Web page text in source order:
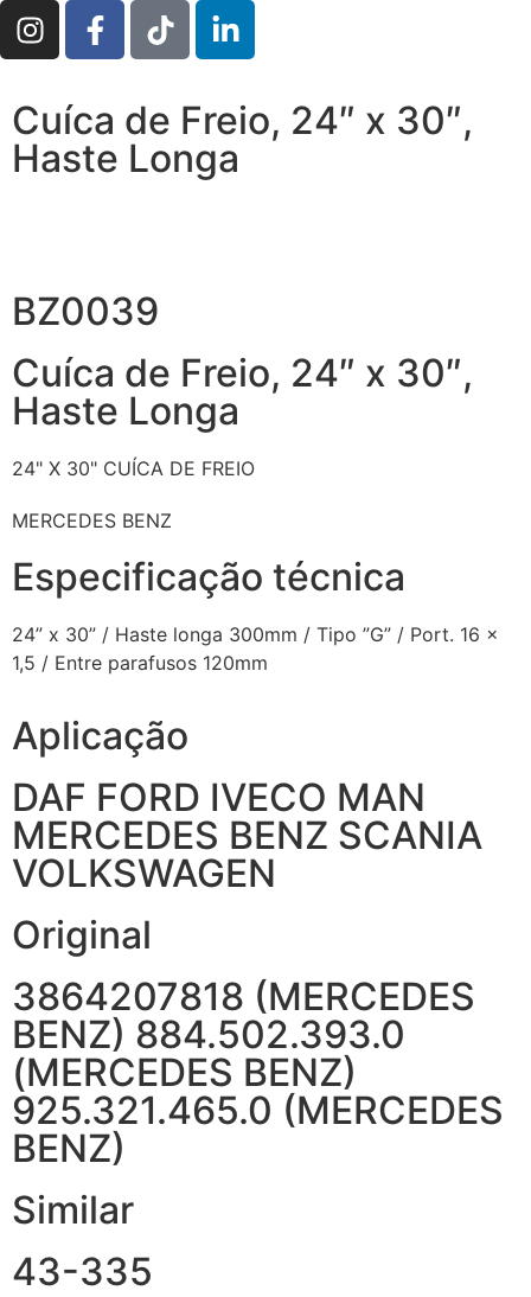
Cuíca de Freio, 24″ x 30″,
Haste Longa
BZ0039
Cuíca de Freio, 24″ x 30″,
Haste Longa
24" X 30" CUÍCA DE FREIO
MERCEDES BENZ
Especificação técnica
24” x 30” / Haste longa 300mm / Tipo ”G” / Port. 16 x
1,5 / Entre parafusos 120mm
Aplicação
DAF FORD IVECO MAN
MERCEDES BENZ SCANIA
VOLKSWAGEN
Original
3864207818 (MERCEDES
BENZ) 884.502.393.0
(MERCEDES BENZ)
925.321.465.0 (MERCEDES
BENZ)
Similar
43-335